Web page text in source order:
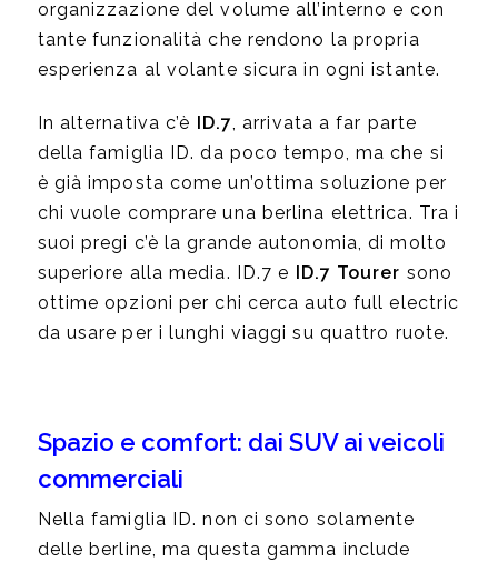
organizzazione del volume all’interno e con
tante funzionalità che rendono la propria
esperienza al volante sicura in ogni istante.
In alternativa c’è ID.7, arrivata a far parte
della famiglia ID. da poco tempo, ma che si
è già imposta come un’ottima soluzione per
chi vuole comprare una berlina elettrica. Tra i
suoi pregi c’è la grande autonomia, di molto
superiore alla media. ID.7 e ID.7 Tourer sono
ottime opzioni per chi cerca auto full electric
da usare per i lunghi viaggi su quattro ruote.
Spazio e comfort: dai SUV ai veicoli
commerciali
Nella famiglia ID. non ci sono solamente
delle berline, ma questa gamma include